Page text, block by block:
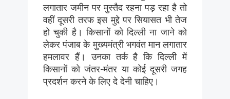
लगातार जमीन पर मुस्तैद रहना पड़ रहा है तो
वहीं दूसरी तरफ इस मुद्दे पर सियासत भी तेज
हो चुकी है। किसानों को दिल्ली ना जाने को
लेकर पंजाब के मुख्यमंत्री भगवंत मान लगातार
हमलावर हैं। उनका तर्क है कि दिल्ली में
किसानों को जंतर-मंतर या कोई दूसरी जगह
प्रदर्शन करने के लिए दे देनी चाहिए।